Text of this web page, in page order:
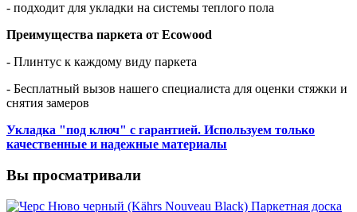
- подходит для укладки на системы теплого пола
Преимущества паркета от Ecowood
- Плинтус к каждому виду паркета
- Бесплатный вызов нашего специалиста для оценки стяжки и
снятия замеров
Укладка "под ключ" с гарантией. Используем только
качественные и надежные материалы
Вы просматривали